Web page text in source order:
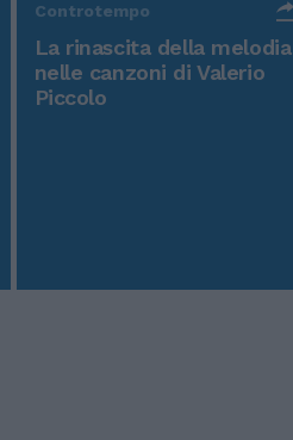
Controtempo
La rinascita della melodia
nelle canzoni di Valerio
Piccolo